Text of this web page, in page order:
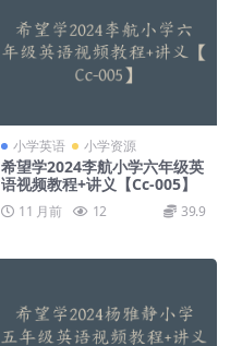
小学英语 小学资源
希望学2024李航小学六年级英
语视频教程+讲义【Cc-005】
11 月前 12 39.9